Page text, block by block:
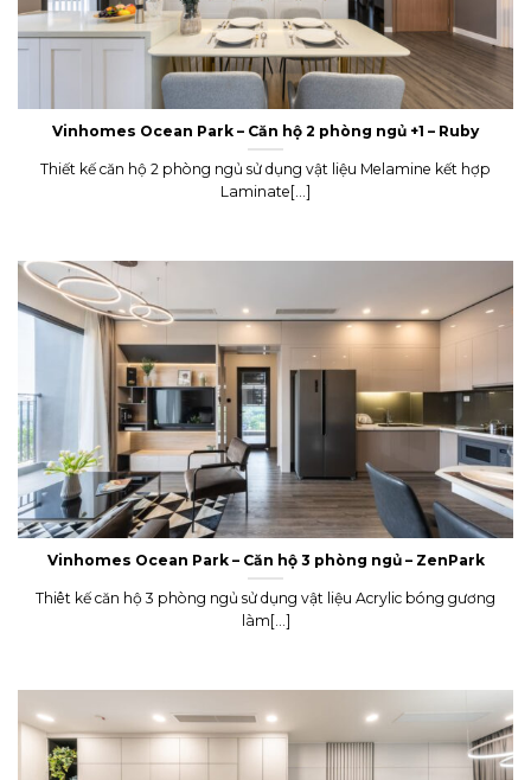
Vinhomes Ocean Park – Căn hộ 2 phòng ngủ +1 – Ruby
Thiết kế căn hộ 2 phòng ngủ sử dụng vật liệu Melamine kết hợp
Laminate[...]
Vinhomes Ocean Park – Căn hộ 3 phòng ngủ – ZenPark
Thiêt kế căn hộ 3 phòng ngủ sử dụng vật liệu Acrylic bóng gương
làm[...]